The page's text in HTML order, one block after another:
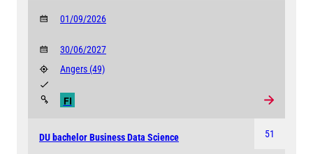
01/09/2026
30/06/2027
Angers (49)
FI
51
DU bachelor Business Data Science